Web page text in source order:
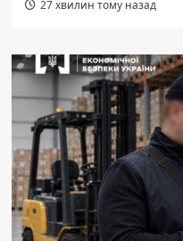
27 хвилин тому назад